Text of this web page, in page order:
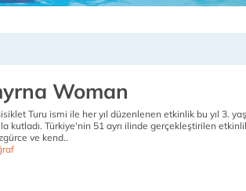
Woman
Turu ismi ile her yıl düzenlenen etkinlik bu yıl 3.
kutladı. Türkiye'nin 51 ayrı ilinde gerçekleştirilen
ve kend..